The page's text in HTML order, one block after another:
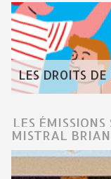
LES DROITS
LES ÉMISSIONS
MISTRAL